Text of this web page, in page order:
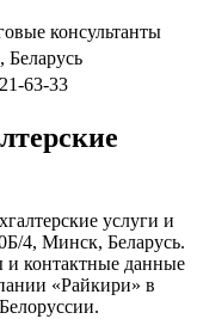
консультанты
63-33
услуги и
4, Минск, Беларусь.
и контактные данные
«Райкири» в